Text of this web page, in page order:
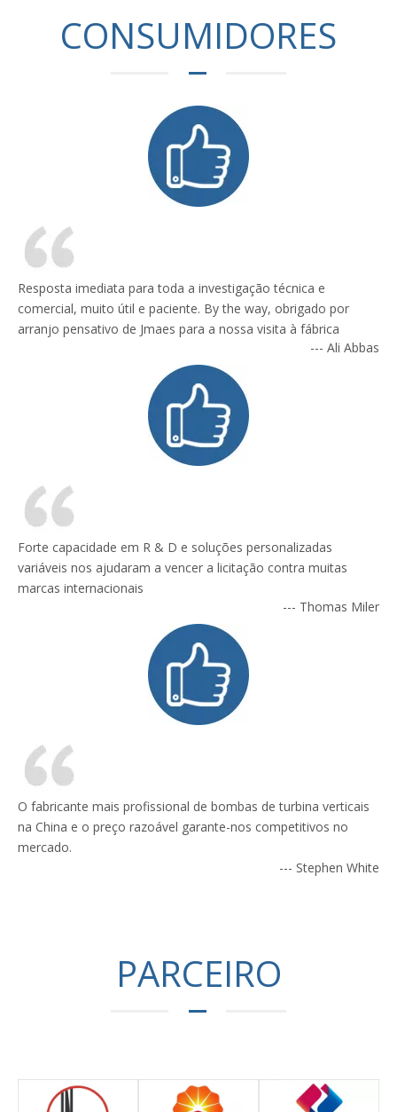
CONSUMIDORES
Resposta imediata para toda a investigação técnica e
comercial, muito útil e paciente. By the way, obrigado por
arranjo pensativo de Jmaes para a nossa visita à fábrica
--- Ali Abbas
Forte capacidade em R & D e soluções personalizadas
variáveis ​​nos ajudaram a vencer a licitação contra muitas
marcas internacionais
--- Thomas Miler
O fabricante mais profissional de bombas de turbina verticais
na China e o preço razoável garante-nos competitivos no
mercado.
--- Stephen White
PARCEIRO